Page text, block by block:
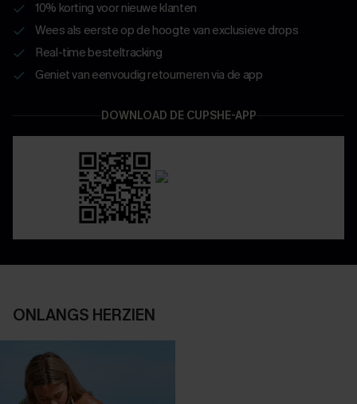
10% korting voor nieuwe klanten
Wees als eerste op de hoogte van exclusieve drops
Real-time besteltracking
Geniet van eenvoudig retourneren via de app
DOWNLOAD DE CUPSHE-APP
ONLANGS HERZIEN